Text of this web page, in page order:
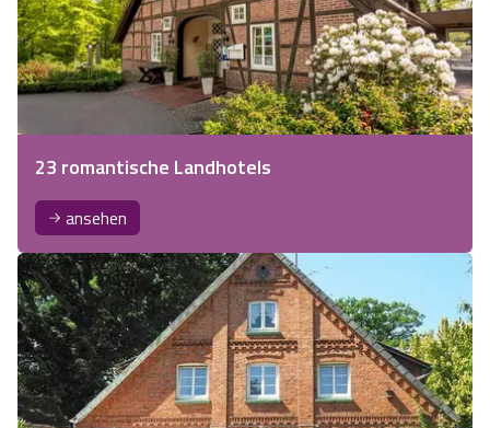
23 romantische Landhotels
ansehen